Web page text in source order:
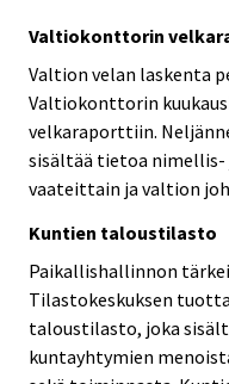
Valtiokonttorin
Valtion velan laskenta
Valtiokonttorin
velkaraporttiin.
sisältää tietoa nimellis-
vaateittain ja valtion
Kuntien taloustilasto
Paikallishallinnon
Tilastokeskuksen
taloustilasto, joka
kuntayhtymien